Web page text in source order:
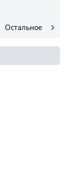
Остальное